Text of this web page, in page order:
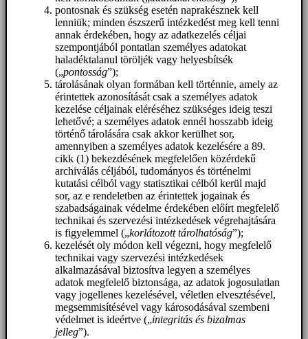
pontosnak és szükség esetén naprakésznek kell
lenniük; minden észszerű intézkedést meg kell tenni
annak érdekében, hogy az adatkezelés céljai
szempontjából pontatlan személyes adatokat
haladéktalanul töröljék vagy helyesbítsék
(„pontosság”);
tárolásának olyan formában kell történnie, amely az
érintettek azonosítását csak a személyes adatok
kezelése céljainak eléréséhez szükséges ideig teszi
lehetővé; a személyes adatok ennél hosszabb ideig
történő tárolására csak akkor kerülhet sor,
amennyiben a személyes adatok kezelésére a 89.
cikk (1) bekezdésének megfelelően közérdekű
archiválás céljából, tudományos és történelmi
kutatási célból vagy statisztikai célból kerül majd
sor, az e rendeletben az érintettek jogainak és
szabadságainak védelme érdekében előírt megfelelő
technikai és szervezési intézkedések végrehajtására
is figyelemmel („korlátozott tárolhatóság”);
kezelését oly módon kell végezni, hogy megfelelő
technikai vagy szervezési intézkedések
alkalmazásával biztosítva legyen a személyes
adatok megfelelő biztonsága, az adatok jogosulatlan
vagy jogellenes kezelésével, véletlen elvesztésével,
megsemmisítésével vagy károsodásával szembeni
védelmet is ideértve („integritás és bizalmas
jelleg”).